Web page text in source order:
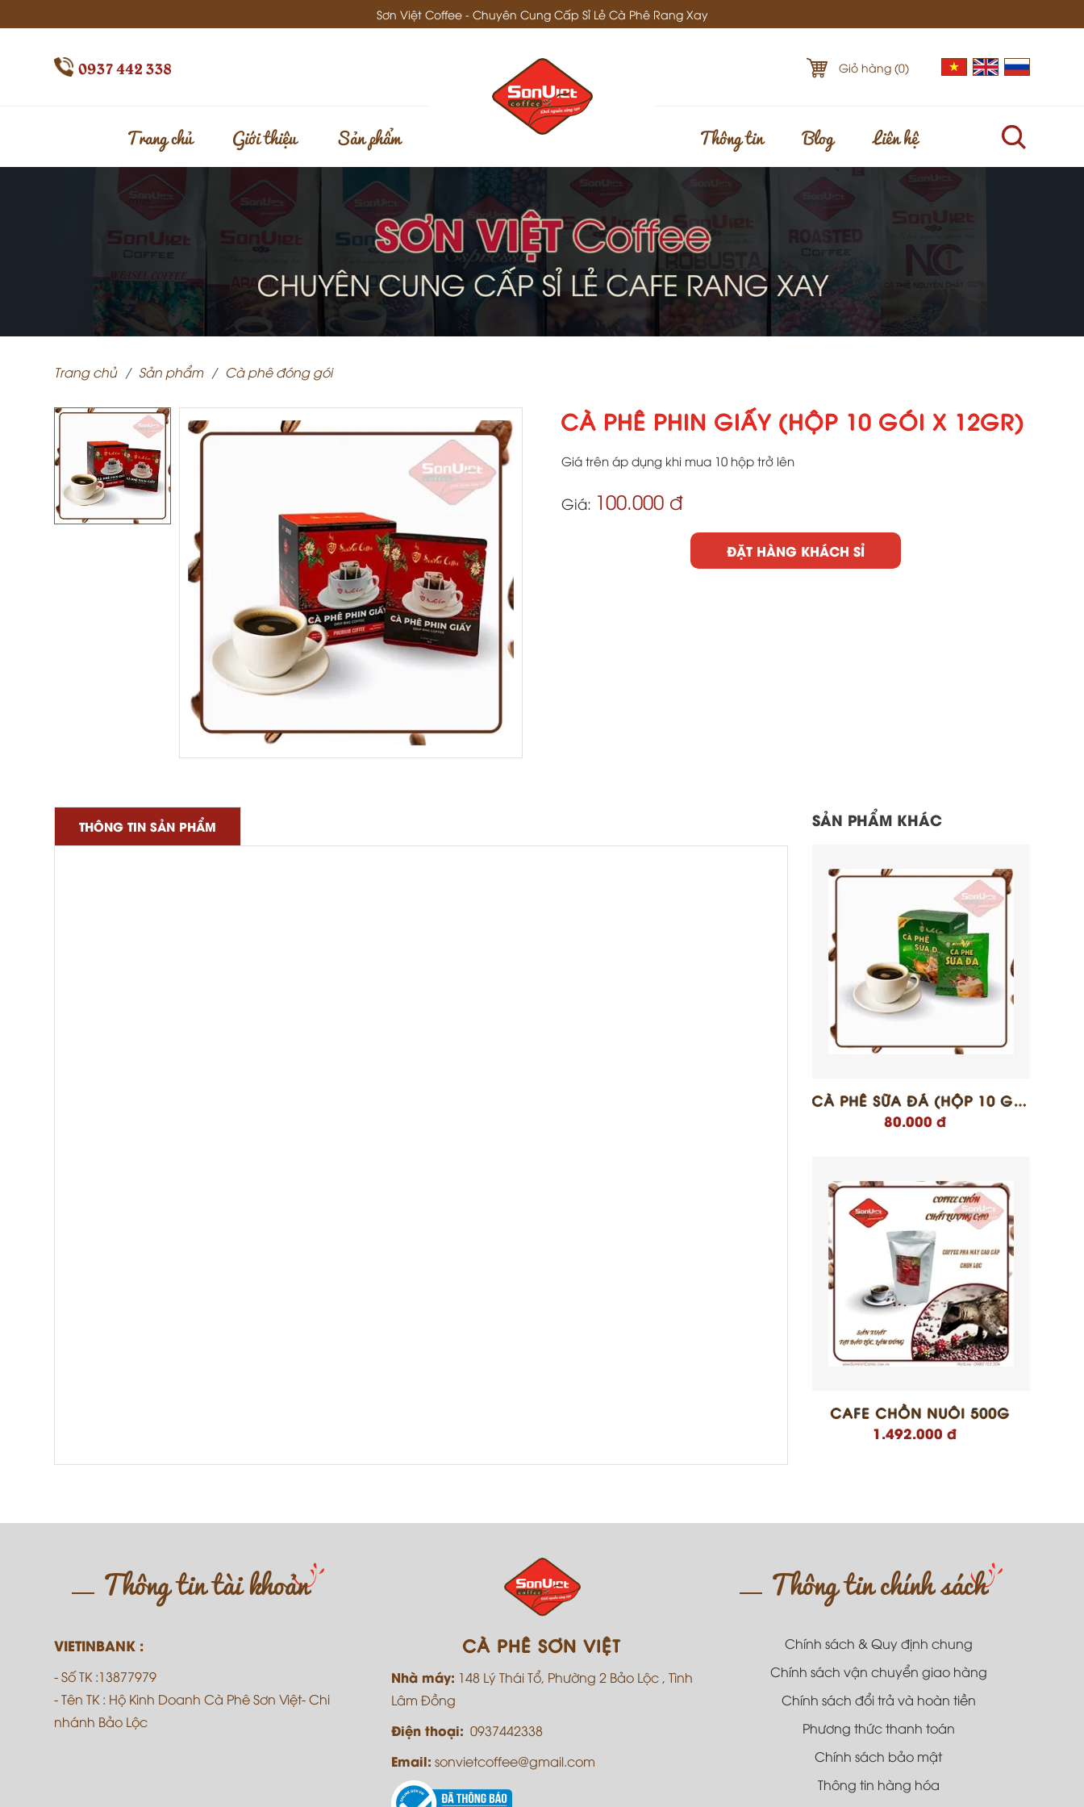
Sơn Việt Coffee - Chuyên Cung Cấp Sỉ Lẻ Cà Phê Rang Xay
0937 442 338 Giỏ hàng (0)
Trang chủ Giới thiệu Sản phẩm Thông tin Blog Liên hệ
Trang chủ Sản phẩm Cà phê đóng gói
CÀ PHÊ PHIN GIẤY (HỘP 10 GÓI X 12GR)
Giá trên áp dụng khi mua 10 hộp trở lên
Giá: 100.000 đ
ĐẶT HÀNG KHÁCH SỈ
THÔNG TIN SẢN PHẨM SẢN PHẨM KHÁC
CÀ PHÊ SỮA ĐÁ (HỘP 10 GÓI X15GR)
80.000 đ
CAFE CHỒN NUÔI 500G
1.492.000 đ
CÀ PHÊ SƠN VIỆT
Nhà máy: 148 Lý Thái Tổ, Phường 2 Bảo Lộc , Tình
Lâm Đồng
Điện thoại: 0937442338
Email: sonvietcoffee@gmail.com
Thông tin tài khoản
VIETINBANK :
- Số TK :13877979
- Tên TK : Hộ Kinh Doanh Cà Phê Sơn Việt- Chi
nhánh Bảo Lộc
Thông tin chính sách
Chính sách & Quy định chung
Chính sách vận chuyển giao hàng
Chính sách đổi trả và hoàn tiền
Phương thức thanh toán
Chính sách bảo mật
Thông tin hàng hóa